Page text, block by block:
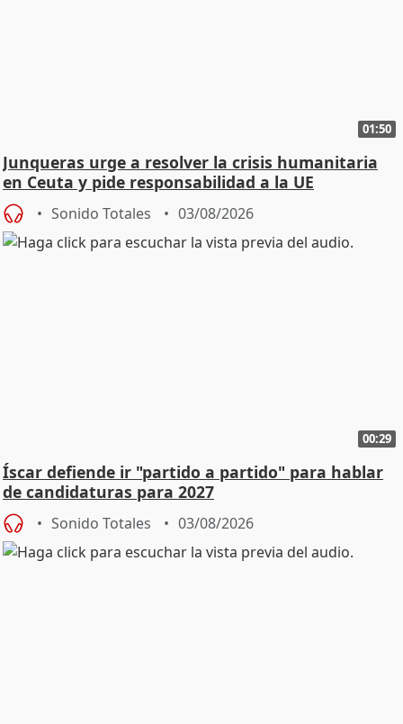
01:50
Junqueras urge a resolver la crisis humanitaria
en Ceuta y pide responsabilidad a la UE
Sonido Totales 03/08/2026
00:29
Íscar defiende ir "partido a partido" para hablar
de candidaturas para 2027
Sonido Totales 03/08/2026